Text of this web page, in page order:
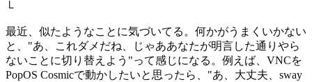
└
最近、似たようなことに気づいてる。何かがうまくいかない
と、"あ、これダメだね、じゃああなたが明言した通りやら
ないことに切り替えよう"って感じになる。例えば、VNCを
PopOS Cosmicで動かしたいと思ったら、"あ、大丈夫、sway